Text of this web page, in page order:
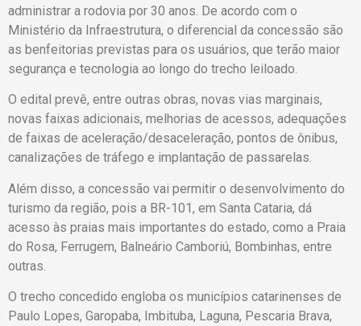
administrar a rodovia por 30 anos. De acordo com o
Ministério da Infraestrutura, o diferencial da concessão são
as benfeitorias previstas para os usuários, que terão maior
segurança e tecnologia ao longo do trecho leiloado.
O edital prevê, entre outras obras, novas vias marginais,
novas faixas adicionais, melhorias de acessos, adequações
de faixas de aceleração/desaceleração, pontos de ônibus,
canalizações de tráfego e implantação de passarelas.
Além disso, a concessão vai permitir o desenvolvimento do
turismo da região, pois a BR-101, em Santa Cataria, dá
acesso às praias mais importantes do estado, como a Praia
do Rosa, Ferrugem, Balneário Camboriú, Bombinhas, entre
outras.
O trecho concedido engloba os municípios catarinenses de
Paulo Lopes, Garopaba, Imbituba, Laguna, Pescaria Brava,